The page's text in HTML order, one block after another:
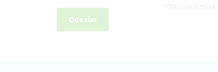
Odeslat